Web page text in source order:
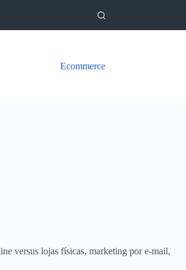
Ecommerce
versus lojas físicas, marketing por e-mail,